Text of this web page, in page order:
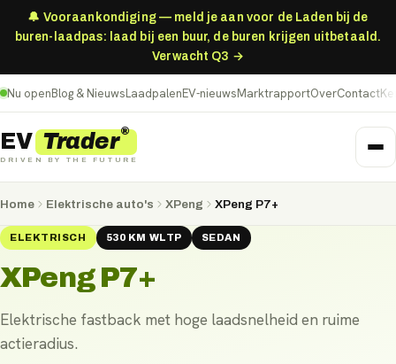
🔔 Vooraankondiging — meld je aan voor de Laden bij de
buren-laadpas: laad bij een buur, de buren krijgen uitbetaald.
Verwacht Q3 →
Nu openBlog & NieuwsLaadpalenEV-nieuwsMarktrapportOverContact
EV Trader®
DRIVEN BY THE FUTURE
Home Elektrische auto's XPeng XPeng P7+
ELEKTRISCH 530 KM WLTP SEDAN
XPeng P7+
Elektrische fastback met hoge laadsnelheid en ruime
actieradius.